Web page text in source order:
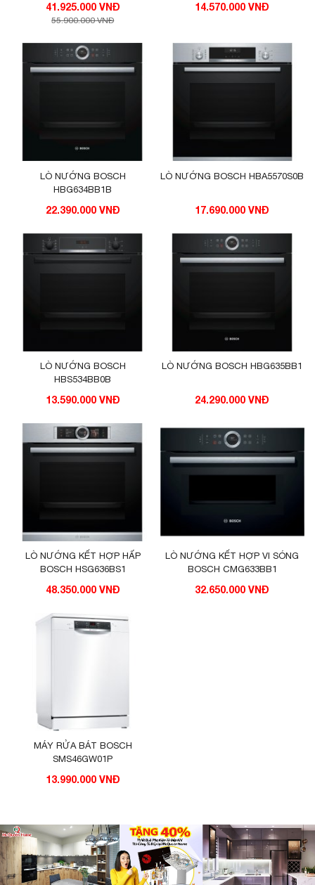
41.925.000 VNĐ
55.900.000 VNĐ
14.570.000 VNĐ
LÒ NƯỚNG BOSCH
HBG634BB1B
22.390.000 VNĐ
LÒ NƯỚNG BOSCH HBA5570S0B
17.690.000 VNĐ
LÒ NƯỚNG BOSCH
HBS534BB0B
13.590.000 VNĐ
LÒ NƯỚNG BOSCH HBG635BB1
24.290.000 VNĐ
LÒ NƯỚNG KẾT HỢP HẤP
BOSCH HSG636BS1
48.350.000 VNĐ
LÒ NƯỚNG KẾT HỢP VI SÓNG
BOSCH CMG633BB1
32.650.000 VNĐ
MÁY RỬA BÁT BOSCH
SMS46GW01P
13.990.000 VNĐ